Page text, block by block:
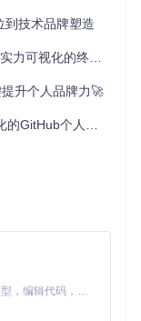
，你可以自由修
这提供了实践Mar
得基本的个人资
事。现在就动手
到技术品牌塑造
视化的终极方案
升个人品牌力🚀
README Generator
Claude Code 的开源替代方案。连接任意大模型，编辑代码，运行命令，自动验证 — 全自动执行。用 Rust 构建，极致性能。 ｜ An open-source alternative to Claude Code. Connect any LLM, edit code, run commands, and verify changes — autonomously. Built in Rust for speed. Get Started